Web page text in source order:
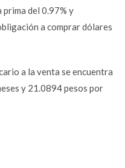
del 0.97% y
a comprar dólares
a la venta se encuentra
y 21.0894 pesos por